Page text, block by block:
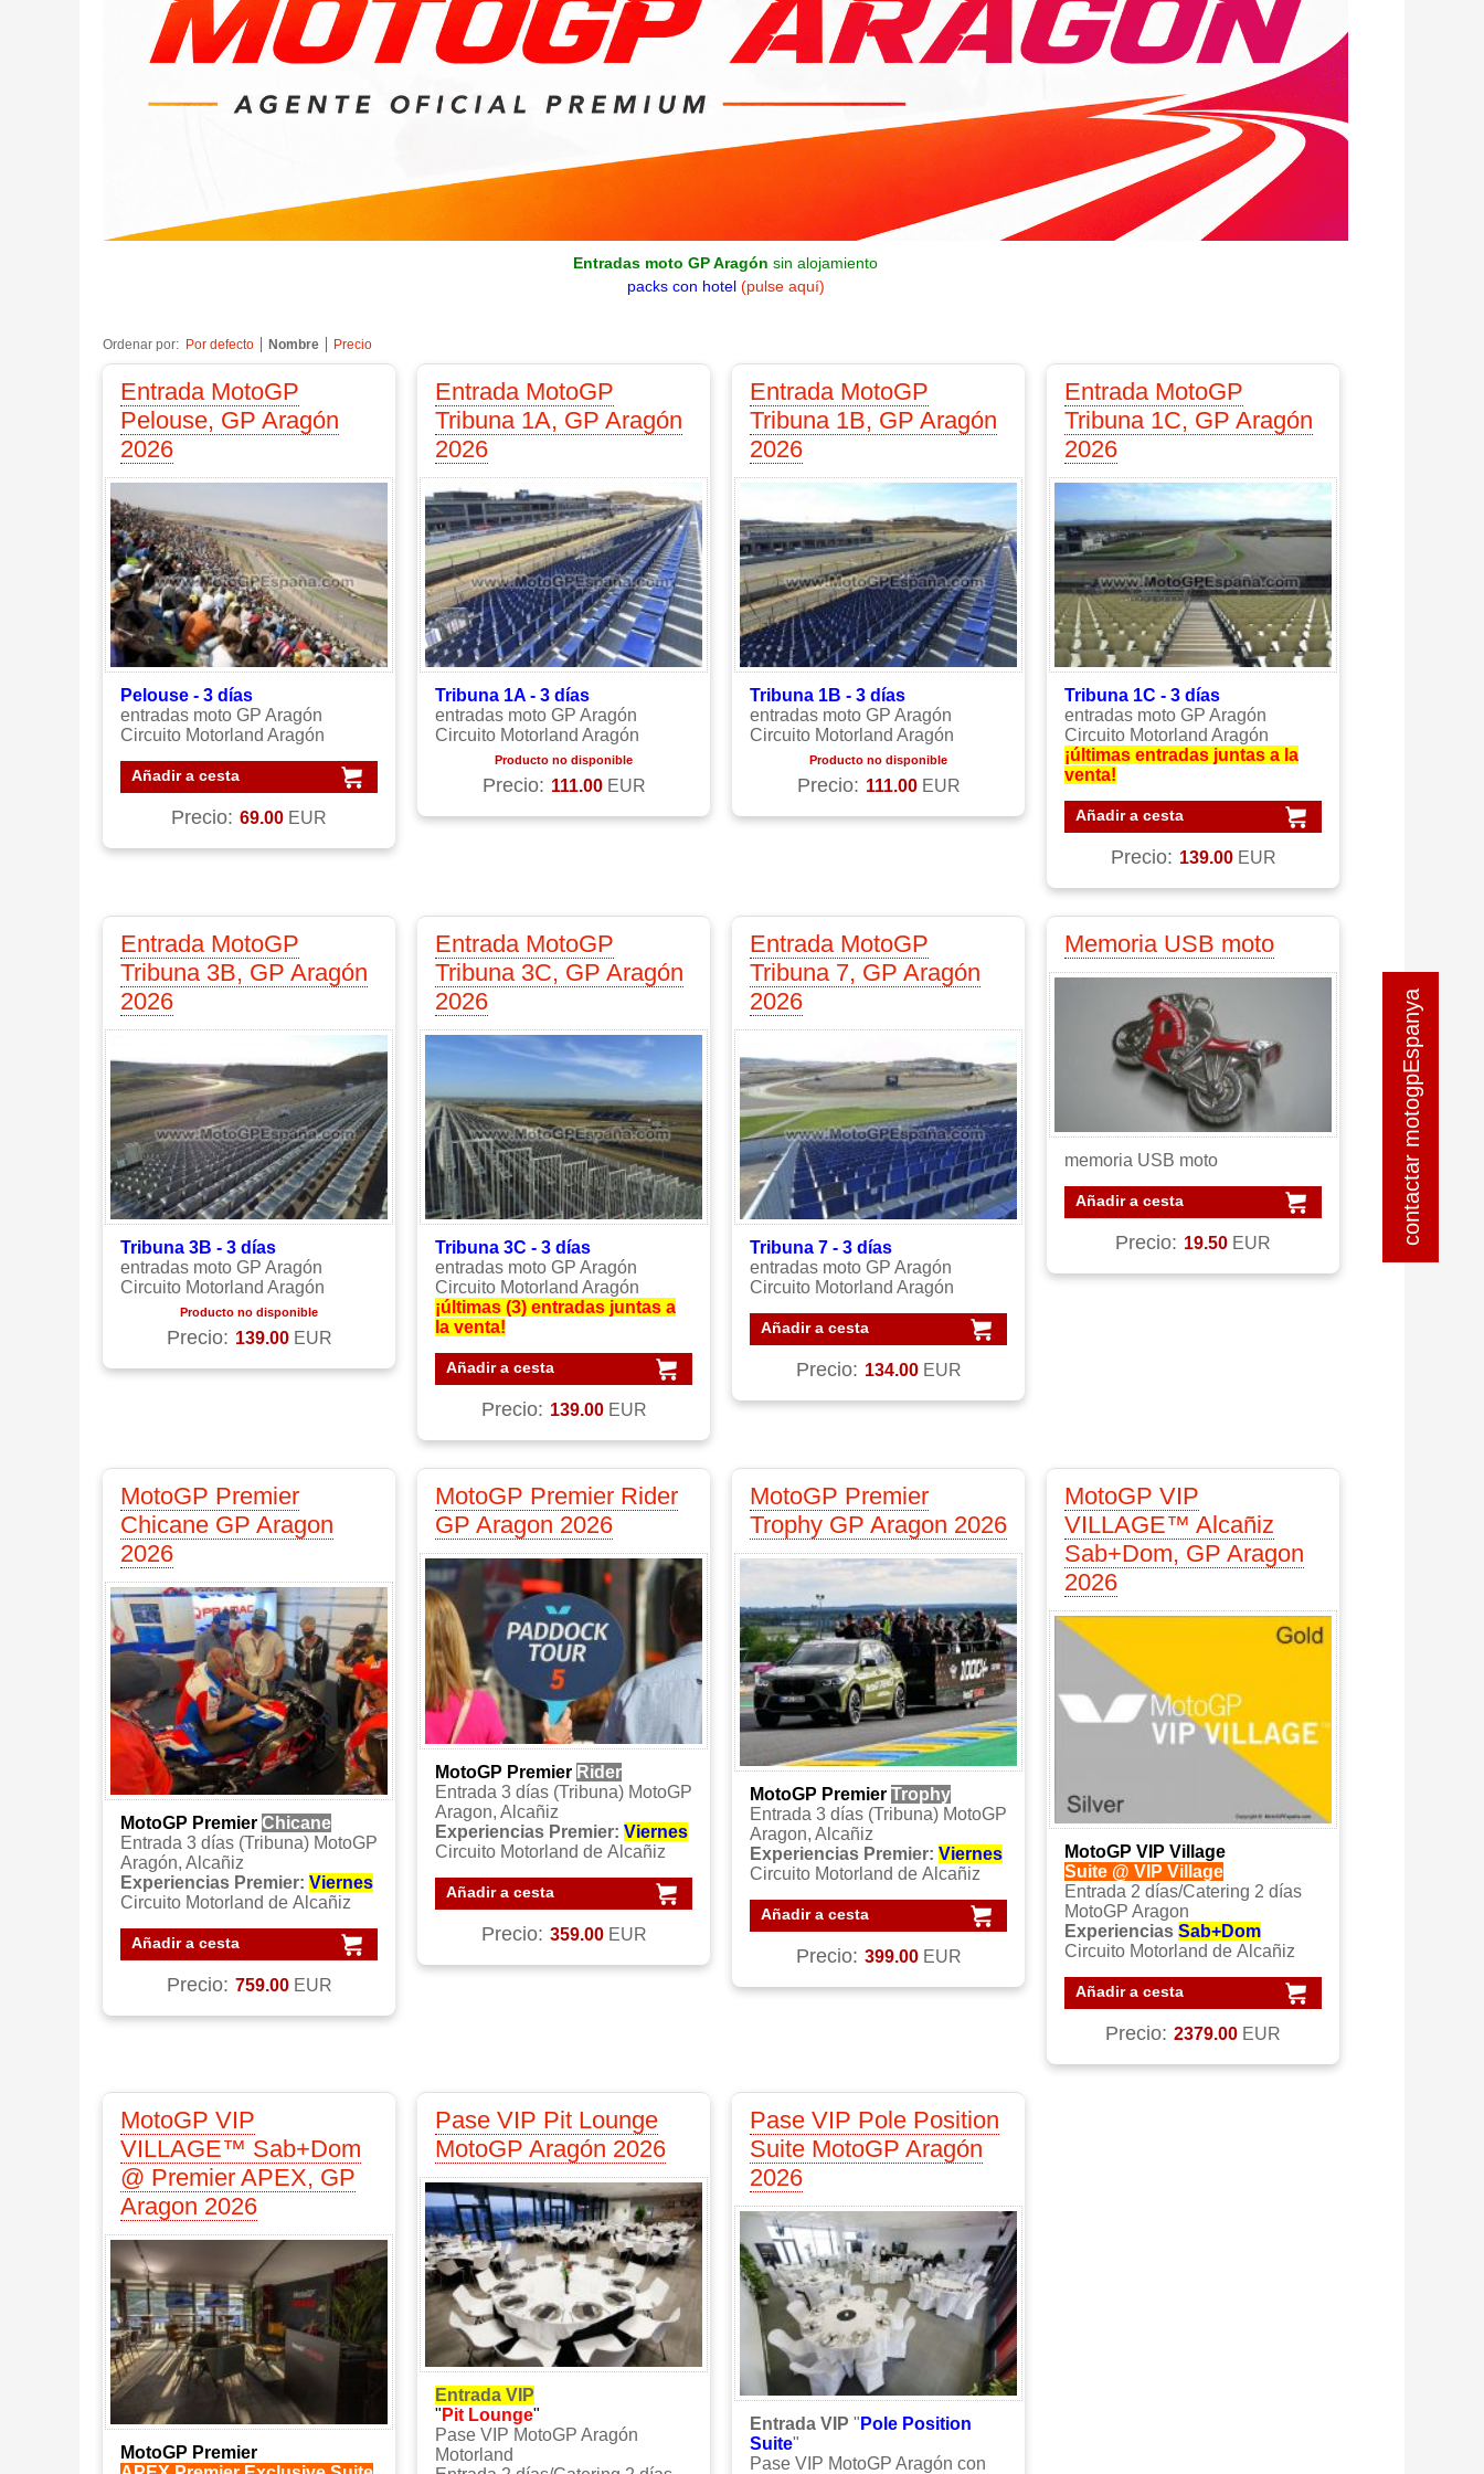
contactar motogpEspanya
contactar motogpEspanya
Entradas moto GP Aragón sin alojamiento
packs con hotel (pulse aquí)
Ordenar por: Por defecto Nombre Precio
Entrada MotoGP
Pelouse, GP Aragón
2026
Pelouse - 3 días
entradas moto GP Aragón
Circuito Motorland Aragón
Añadir a cesta
Precio: 69.00 EUR
Entrada MotoGP
Tribuna 1A, GP Aragón
2026
Tribuna 1A - 3 días
entradas moto GP Aragón
Circuito Motorland Aragón
Producto no disponible
Precio: 111.00 EUR
Entrada MotoGP
Tribuna 1B, GP Aragón
2026
Tribuna 1B - 3 días
entradas moto GP Aragón
Circuito Motorland Aragón
Producto no disponible
Precio: 111.00 EUR
Entrada MotoGP
Tribuna 1C, GP Aragón
2026
Tribuna 1C - 3 días
entradas moto GP Aragón
Circuito Motorland Aragón
¡últimas entradas juntas a la
venta!
Añadir a cesta
Precio: 139.00 EUR
Entrada MotoGP
Tribuna 3B, GP Aragón
2026
Tribuna 3B - 3 días
entradas moto GP Aragón
Circuito Motorland Aragón
Producto no disponible
Precio: 139.00 EUR
Entrada MotoGP
Tribuna 3C, GP Aragón
2026
Tribuna 3C - 3 días
entradas moto GP Aragón
Circuito Motorland Aragón
¡últimas (3) entradas juntas a
la venta!
Añadir a cesta
Precio: 139.00 EUR
Entrada MotoGP
Tribuna 7, GP Aragón
2026
Tribuna 7 - 3 días
entradas moto GP Aragón
Circuito Motorland Aragón
Añadir a cesta
Precio: 134.00 EUR
Memoria USB moto
memoria USB moto
Añadir a cesta
Precio: 19.50 EUR
MotoGP Premier
Chicane GP Aragon
2026
MotoGP Premier Chicane
Entrada 3 días (Tribuna) MotoGP
Aragón, Alcañiz
Experiencias Premier: Viernes
Circuito Motorland de Alcañiz
Añadir a cesta
Precio: 759.00 EUR
MotoGP Premier Rider
GP Aragon 2026
MotoGP Premier Rider
Entrada 3 días (Tribuna) MotoGP
Aragon, Alcañiz
Experiencias Premier: Viernes
Circuito Motorland de Alcañiz
Añadir a cesta
Precio: 359.00 EUR
MotoGP Premier
Trophy GP Aragon 2026
MotoGP Premier Trophy
Entrada 3 días (Tribuna) MotoGP
Aragon, Alcañiz
Experiencias Premier: Viernes
Circuito Motorland de Alcañiz
Añadir a cesta
Precio: 399.00 EUR
MotoGP VIP
VILLAGE™ Alcañiz
Sab+Dom, GP Aragon
2026
MotoGP VIP Village
Suite @ VIP Village
Entrada 2 días/Catering 2 días
MotoGP Aragon
Experiencias Sab+Dom
Circuito Motorland de Alcañiz
Añadir a cesta
Precio: 2379.00 EUR
MotoGP VIP
VILLAGE™ Sab+Dom
@ Premier APEX, GP
Aragon 2026
MotoGP Premier
Pase VIP Pit Lounge
MotoGP Aragón 2026
Entrada VIP
" Pit Lounge"
Pase VIP MotoGP Aragón
Motorland
Pase VIP Pole Position
Suite MotoGP Aragón
2026
Entrada VIP " Pole Position
Suite"
Pase VIP MotoGP Aragón con